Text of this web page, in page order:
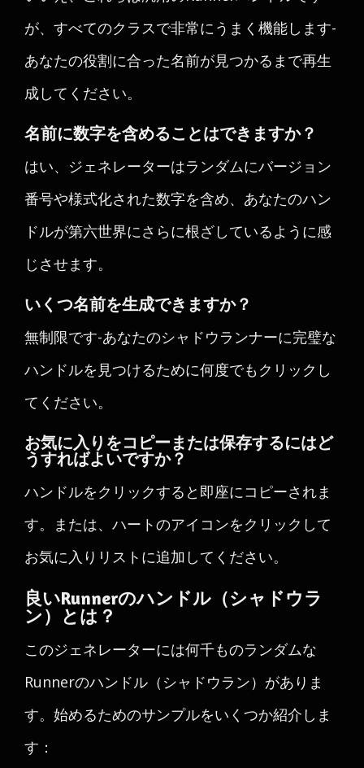
が、すべてのクラスで非常にうまく機能します-
あなたの役割に合った名前が見つかるまで再生
成してください。
名前に数字を含めることはできますか？
はい、ジェネレーターはランダムにバージョン
番号や様式化された数字を含め、あなたのハン
ドルが第六世界にさらに根ざしているように感
じさせます。
いくつ名前を生成できますか？
無制限です-あなたのシャドウランナーに完璧な
ハンドルを見つけるために何度でもクリックし
てください。
お気に入りをコピーまたは保存するにはど
うすればよいですか？
ハンドルをクリックすると即座にコピーされま
す。または、ハートのアイコンをクリックして
お気に入りリストに追加してください。
良いRunnerのハンドル（シャドウラ
ン）とは？
このジェネレーターには何千ものランダムな
Runnerのハンドル（シャドウラン）がありま
す。始めるためのサンプルをいくつか紹介しま
す：